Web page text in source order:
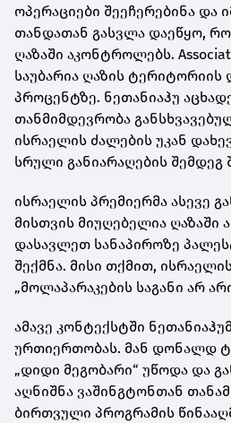
ოპერაციები შეეჩერებინა და
თანდათან გასვლა დაეწყო,
ღაზაში აკონტროლებს.
საუბარია ღაზის ტერიტორიის
პროცენტზე. ნეთანიაჰუ
თანმიმდევრობა
ისრაელის ძალების უკან
სრული განიარაღების შემდეგ
ისრაელის პრემიერმა ასევე
მისთვის მიუღებელია ღაზაში
დასავლეთ სანაპიროზე
შექმნა. მისი თქმით,
„მოლაპარაკების საგანი არ
ამავე კონტექსტში
ურთიერთობას. მან დონალდ
„დიდი მეგობარი“ უწოდა და
აღნიშნა ვაშინგტონთან
ბირთვული პროგრამის